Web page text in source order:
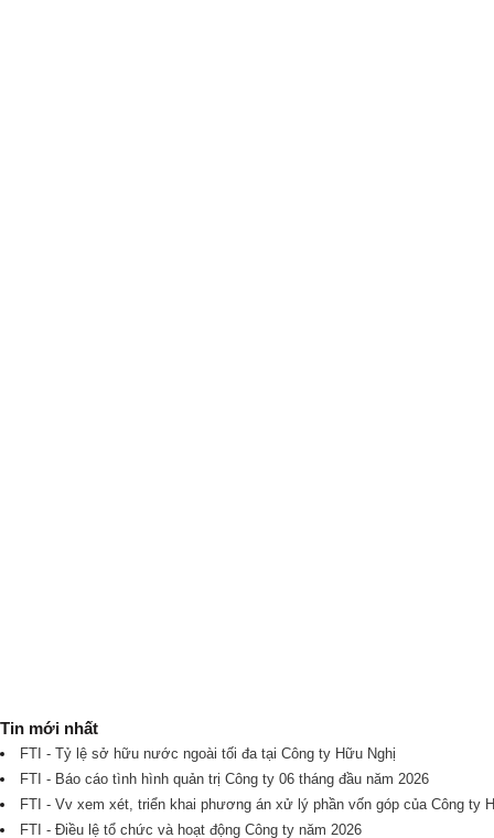
Tin mới nhất
FTI - Tỷ lệ sở hữu nước ngoài tối đa tại Công ty Hữu Nghị
FTI - Báo cáo tình hình quản trị Công ty 06 tháng đầu năm 2026
FTI - Vv xem xét, triển khai phương án xử lý phần vốn góp của Công ty
FTI - Điều lệ tổ chức và hoạt động Công ty năm 2026